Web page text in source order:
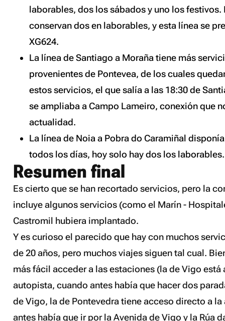
laborables, dos los sábados y uno los festivos.
conservan dos en laborables, y esta línea se
XG624.
La línea de Santiago a Moraña tiene más
provenientes de Pontevea, de los cuales
estos servicios, el que salía a las 18:30 de
se ampliaba a Campo Lameiro, conexión que
actualidad.
La línea de Noia a Pobra do Caramiñal
todos los días, hoy solo hay dos los laborables.
Resumen final
Es cierto que se han recortado servicios, pero la
incluye algunos servicios (como el Marín -
Castromil hubiera implantado.
Y es curioso el parecido que hay con muchos
de 20 años, pero muchos viajes siguen tal cual.
más fácil acceder a las estaciones (la de Vigo está
autopista, cuando antes había que hacer dos
de Vigo, la de Pontevedra tiene acceso directo a
antes había que ir por la Avenida de Vigo y la Rúa